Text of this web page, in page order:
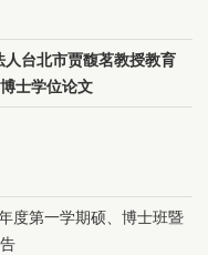
人台北市贾馥茗教授教育
博士学位论文
度第一学期硕、 博士班暨